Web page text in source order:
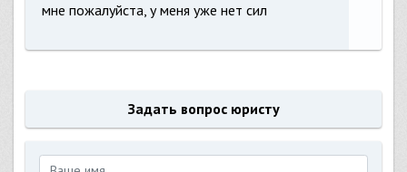
мне пожалуйста, у меня уже нет сил
Задать вопрос юристу